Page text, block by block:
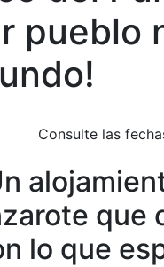
pueblo
Consulte las
que
lo que